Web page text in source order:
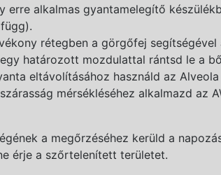
alkalmas gyantamelegítő
rétegben a görgőfej
határozott mozdulattal rántsd le a
eltávolításához használd az
mérsékléséhez alkalmazd
a megőrzéséhez kerüld a
érje a szőrtelenített területet.